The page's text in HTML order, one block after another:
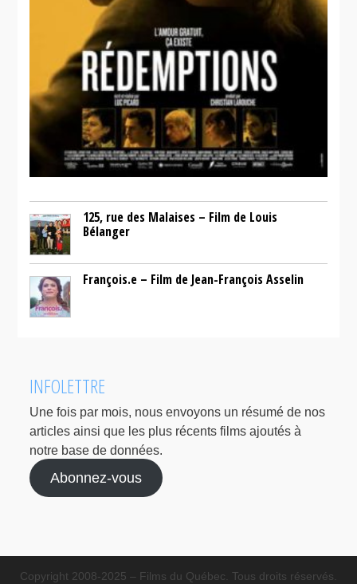
125, rue des Malaises – Film de Louis
Bélanger
François.e – Film de Jean-François Asselin
INFOLETTRE
Une fois par mois, nous envoyons un résumé de nos
articles ainsi que les plus récents films ajoutés à
notre base de données.
Abonnez-vous
Copyright 2008-2025 – Films du Québec. Tous droits réservés.